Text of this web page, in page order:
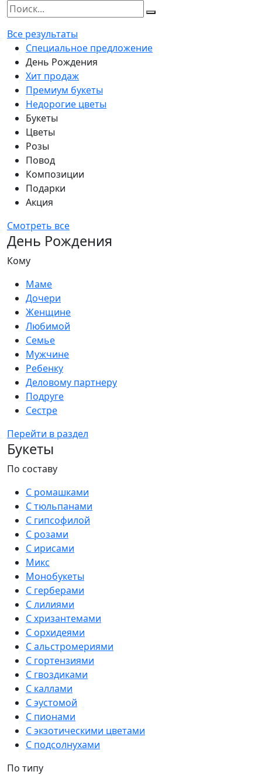
Все результаты
Специальное предложение
День Рождения
Хит продаж
Премиум букеты
Недорогие цветы
Букеты
Цветы
Розы
Повод
Композиции
Подарки
Акция
Смотреть все
День Рождения
Кому
Маме
Дочери
Женщине
Любимой
Семье
Мужчине
Ребенку
Деловому партнеру
Подруге
Сестре
Перейти в раздел
Букеты
По составу
С ромашками
С тюльпанами
С гипсофилой
С розами
С ирисами
Микс
Монобукеты
С герберами
С лилиями
С хризантемами
С орхидеями
С альстромериями
С гортензиями
С гвоздиками
С каллами
С эустомой
С пионами
С экзотическими цветами
С подсолнухами
По типу